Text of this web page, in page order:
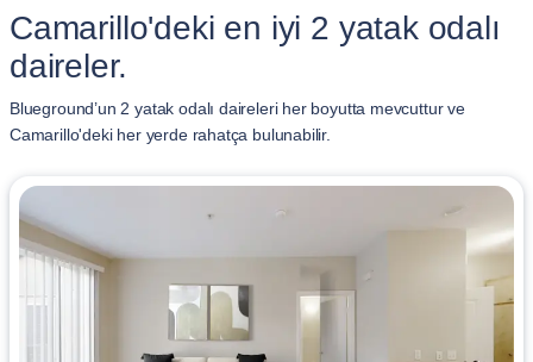
Camarillo'deki en iyi 2 yatak odalı
daireler.
Blueground’un 2 yatak odalı daireleri her boyutta mevcuttur ve
Camarillo'deki her yerde rahatça bulunabilir.